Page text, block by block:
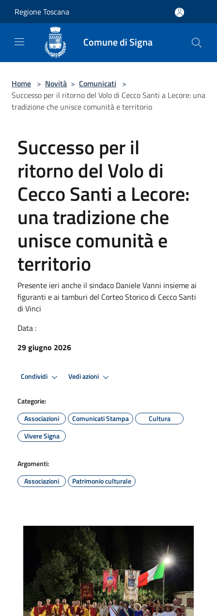
Regione Toscana
Comune di Signa
Home > Novità > Comunicati >
Successo per il ritorno del Volo di Cecco Santi a Lecore: una
tradizione che unisce comunità e territorio
Successo per il
ritorno del Volo di
Cecco Santi a Lecore:
una tradizione che
unisce comunità e
territorio
Presente ieri anche il sindaco Daniele Vanni insieme ai
figuranti e ai tamburi del Corteo Storico di Cecco Santi
di Vinci
Data :
29 giugno 2026
Condividi Vedi azioni
Categorie:
Associazioni
Comunicati Stampa
Cultura
Vivere Signa
Argomenti:
Associazioni
Patrimonio culturale